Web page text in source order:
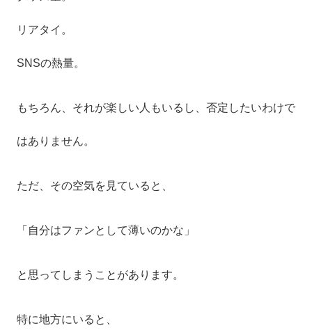
リアタイ。
SNSの熱量。
もちろん、それが楽しい人もいるし、否定したいわけで
はありません。
ただ、その空気を見ていると、
「自分はファンとして薄いのかな」
と思ってしまうことがあります。
特に地方にいると、